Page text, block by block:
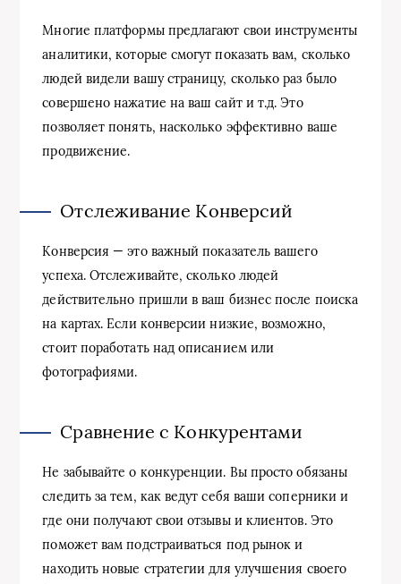
Многие платформы предлагают свои инструменты
аналитики, которые смогут показать вам, сколько
людей видели вашу страницу, сколько раз было
совершено нажатие на ваш сайт и т.д. Это
позволяет понять, насколько эффективно ваше
продвижение.
Отслеживание Конверсий
Конверсия — это важный показатель вашего
успеха. Отслеживайте, сколько людей
действительно пришли в ваш бизнес после поиска
на картах. Если конверсии низкие, возможно,
стоит поработать над описанием или
фотографиями.
Сравнение с Конкурентами
Не забывайте о конкуренции. Вы просто обязаны
следить за тем, как ведут себя ваши соперники и
где они получают свои отзывы и клиентов. Это
поможет вам подстраиваться под рынок и
находить новые стратегии для улучшения своего